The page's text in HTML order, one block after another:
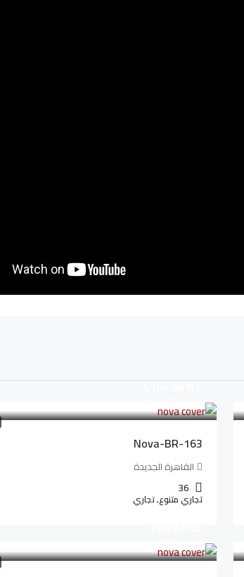
7,156,661LE
Nova-BR-163
القاهرة الجديدة
36
تجاري متنوع, تجاري